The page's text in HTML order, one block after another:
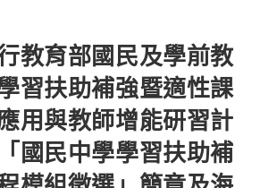
教育部國民及學前教
習扶助補強暨適性課
用與教師增能研習計
國民中學學習扶助補